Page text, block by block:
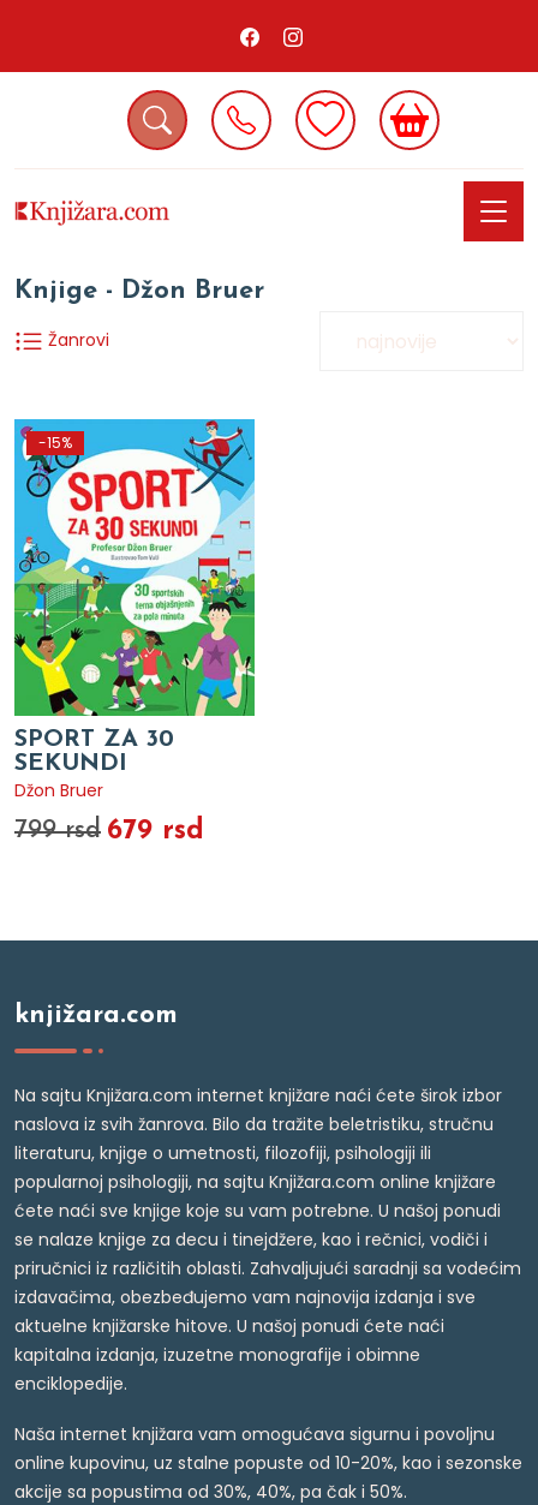
Knjige - Džon Bruer
Žanrovi
-15%
SPORT ZA 30
SEKUNDI
Džon Bruer
799 rsd 679 rsd
knjižara.com
Na sajtu Knjižara.com internet knjižare naći ćete širok izbor
naslova iz svih žanrova. Bilo da tražite beletristiku, stručnu
literaturu, knjige o umetnosti, filozofiji, psihologiji ili
popularnoj psihologiji, na sajtu Knjižara.com online knjižare
ćete naći sve knjige koje su vam potrebne. U našoj ponudi
se nalaze knjige za decu i tinejdžere, kao i rečnici, vodiči i
priručnici iz različitih oblasti. Zahvaljujući saradnji sa vodećim
izdavačima, obezbeđujemo vam najnovija izdanja i sve
aktuelne knjižarske hitove. U našoj ponudi ćete naći
kapitalna izdanja, izuzetne monografije i obimne
enciklopedije.
Naša internet knjižara vam omogućava sigurnu i povoljnu
online kupovinu, uz stalne popuste od 10-20%, kao i sezonske
akcije sa popustima od 30%, 40%, pa čak i 50%.